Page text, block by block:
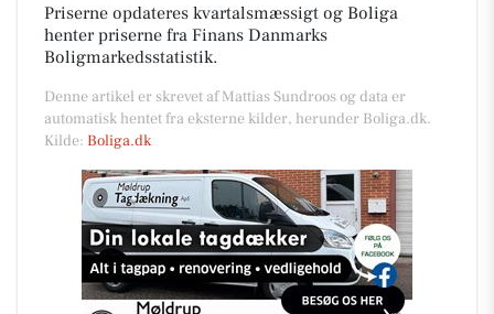
Priserne opdateres kvartalsmæssigt og Boliga
henter priserne fra Finans Danmarks
Boligmarkedsstatistik.
Denne artikel er skrevet af Mattias Sundroos og data er
automatisk hentet fra eksterne kilder, herunder Boliga.dk.
Kilde: Boliga.dk